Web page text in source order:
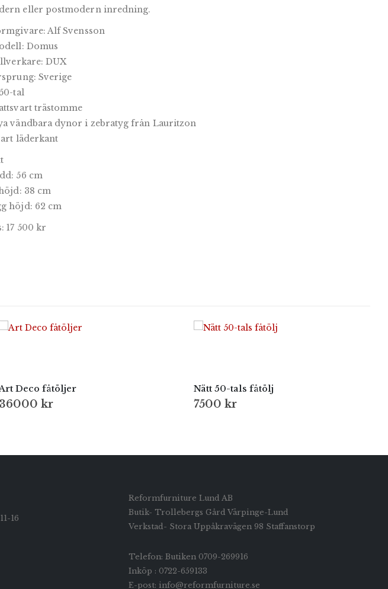
eller postmodern inredning.
Alf Svensson
Domus
DUX
Sverige
tal
trästomme
vändbara dynor i zebratyg från Lauritzon
läderkant
56 cm
38 cm
höjd: 62 cm
17 500 kr
Deco fåtöljer
36000 kr
Nätt 50-tals fåtölj
7500 kr
16
Reformfurniture Lund AB
Butik- Trollebergs Gård Värpinge-Lund
Verkstad- Stora Uppåkravägen 98 Staffanstorp
Telefon: Butiken 0709-269916
Inköp : 0722-659133
E-post: info@reformfurniture.se